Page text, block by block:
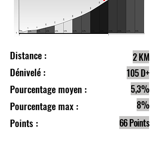
Distance :
Dénivelé :
Pourcentage moyen :
Pourcentage max :
Points :
2 KM
105 D+
5,3%
8%
66 Points